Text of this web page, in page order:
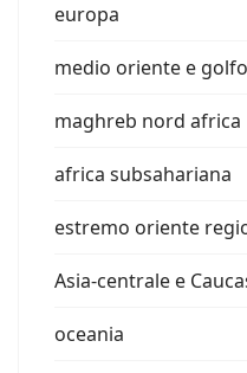
europa
medio oriente e golfo
maghreb nord africa
africa subsahariana
estremo oriente
Asia-centrale e
oceania